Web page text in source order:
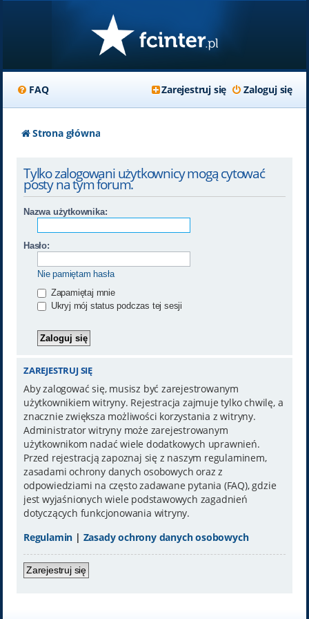
FAQ Zaloguj się
Zarejestruj się
Strona główna
Tylko zalogowani użytkownicy mogą cytować
posty na tym forum.
Nazwa użytkownika:
Hasło:
Nie pamiętam hasła
Zapamiętaj mnie
Ukryj mój status podczas tej sesji
ZAREJESTRUJ SIĘ
Aby zalogować się, musisz być zarejestrowanym
użytkownikiem witryny. Rejestracja zajmuje tylko chwilę, a
znacznie zwiększa możliwości korzystania z witryny.
Administrator witryny może zarejestrowanym
użytkownikom nadać wiele dodatkowych uprawnień.
Przed rejestracją zapoznaj się z naszym regulaminem,
zasadami ochrony danych osobowych oraz z
odpowiedziami na często zadawane pytania (FAQ), gdzie
jest wyjaśnionych wiele podstawowych zagadnień
dotyczących funkcjonowania witryny.
Regulamin | Zasady ochrony danych osobowych
Zarejestruj się